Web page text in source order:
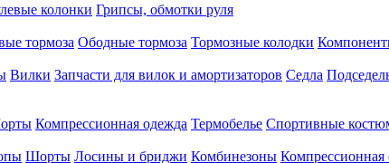
колонки Грипсы, обмотки руля
тормоза Ободные тормоза Тормозные колодки
Вилки Запчасти для вилок и амортизаторов Седла
Компрессионная одежда Термобелье Спортивные
Шорты Лосины и бриджи Комбинезоны Компрессионная